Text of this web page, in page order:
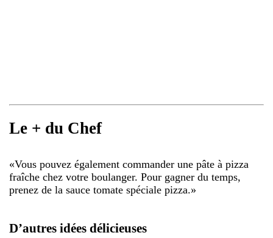
Le + du Chef
«Vous pouvez également commander une pâte à pizza
fraîche chez votre boulanger. Pour gagner du temps,
prenez de la sauce tomate spéciale pizza.»
D’autres idées délicieuses